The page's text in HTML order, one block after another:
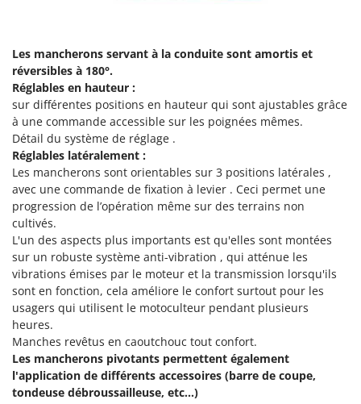
Tre Spade
Trev - Abrek - TecnoVIR
Trotec
Troy-Bilt
U
Udor
Unger
V
Verdemax
Vesco
Volpi
W
Waldner
Weber
WIDU
Les mancherons servant à la conduite sont amortis et
réversibles à 180°.
Réglables en hauteur :
sur différentes positions en hauteur qui sont ajustables grâce
à une commande accessible sur les poignées mêmes.
Détail du système de réglage .
Réglables latéralement :
Les mancherons sont orientables sur 3 positions latérales ,
avec une commande de fixation à levier . Ceci permet une
progression de l’opération même sur des terrains non
cultivés.
L'un des aspects plus importants est qu'elles sont montées
sur un robuste système anti-vibration , qui atténue les
vibrations émises par le moteur et la transmission lorsqu'ils
sont en fonction, cela améliore le confort surtout pour les
usagers qui utilisent le motoculteur pendant plusieurs
heures.
Manches revêtus en caoutchouc tout confort.
Les mancherons pivotants permettent également
l'application de différents accessoires (barre de coupe,
tondeuse débroussailleuse, etc...)